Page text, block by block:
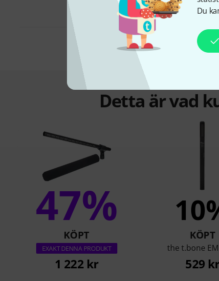
Du
Detta är vad
47%
KÖPT
EXAKT DENNA PRODUKT
1 222 kr
KÖPT
the t.bone
529 kr